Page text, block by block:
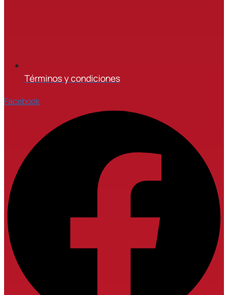
Términos y condiciones
Facebook